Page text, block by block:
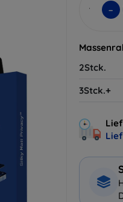
-
2Stck.
3Stck.+